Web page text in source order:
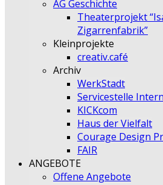
AG Geschichte
Theaterprojekt
Zigarrenfabrik”
Kleinprojekte
creativ.café
Archiv
WerkStadt
Servicestelle
KICKcom
Haus der Vielfalt
Courage Design
FAIR
ANGEBOTE
Offene Angebote